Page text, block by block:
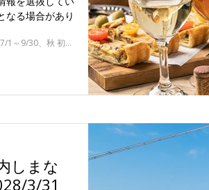
なる場合があり
ワインの切り替え期間：春 初夏6/30まで、夏 初秋7/1～9/30、秋 初冬10/1～12/18
しまな
3/31